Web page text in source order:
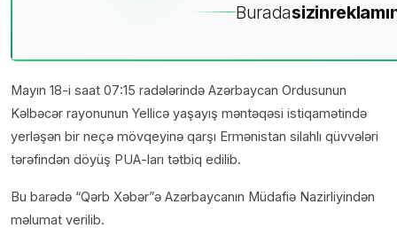
Buradasizin
Mayın 18-i saat 07:15 radələrində Azərbaycan Ordusunun
Kəlbəcər rayonunun Yellicə yaşayış məntəqəsi istiqamətində
yerləşən bir neçə mövqeyinə qarşı Ermənistan silahlı qüvvələri
tərəfindən döyüş PUA-ları tətbiq edilib.
Bu barədə “Qərb Xəbər”ə Azərbaycanın Müdafiə Nazirliyindən
məlumat verilib.